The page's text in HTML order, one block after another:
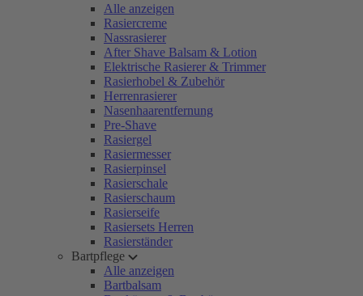
Alle anzeigen
Rasiercreme
Nassrasierer
After Shave Balsam & Lotion
Elektrische Rasierer & Trimmer
Rasierhobel & Zubehör
Herrenrasierer
Nasenhaarentfernung
Pre-Shave
Rasiergel
Rasiermesser
Rasierpinsel
Rasierschale
Rasierschaum
Rasierseife
Rasiersets Herren
Rasierständer
Bartpflege
Alle anzeigen
Bartbalsam